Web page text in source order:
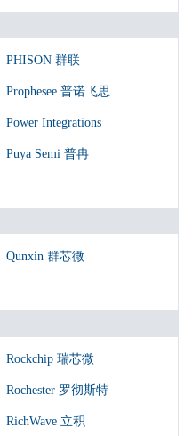
PHISON 群联
Prophesee 普诺飞思
Power Integrations
Puya Semi 普冉
Qunxin 群芯微
Rockchip 瑞芯微
Rochester 罗彻斯特
RichWave 立积